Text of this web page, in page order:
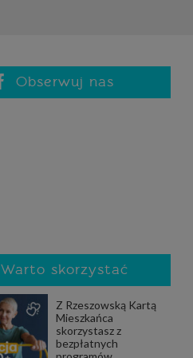
Obserwuj nas
Warto skorzystać
Z Rzeszowską Kartą
Mieszkańca
skorzystasz z
bezpłatnych